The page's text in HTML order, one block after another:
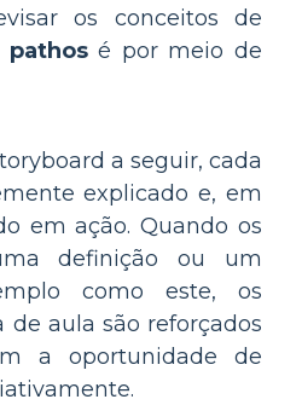
os conceitos de
pathosé por meio de
a seguir, cada
explicado e, em
em ação. Quando os
definição ou um
como este, os
de aula são reforçados
a oportunidade de